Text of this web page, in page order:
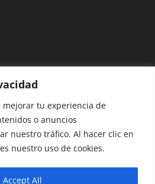
mejorar tu experiencia de
o anuncios
nuestro tráfico. Al hacer clic en
nuestro uso de cookies.
Accept All
| Blog de Viajes | 2017 - 2026 ©